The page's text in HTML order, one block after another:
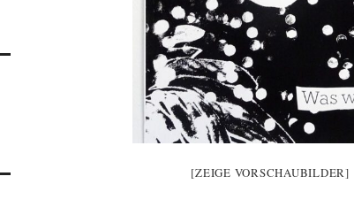
[ZEIGE VORSCHAUBILDER]